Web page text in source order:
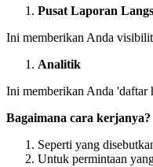
Pusat Laporan
Ini memberikan Anda
Analitik
Ini memberikan Anda 'daftar
Bagaimana cara kerjanya?
Seperti yang
Untuk permintaan